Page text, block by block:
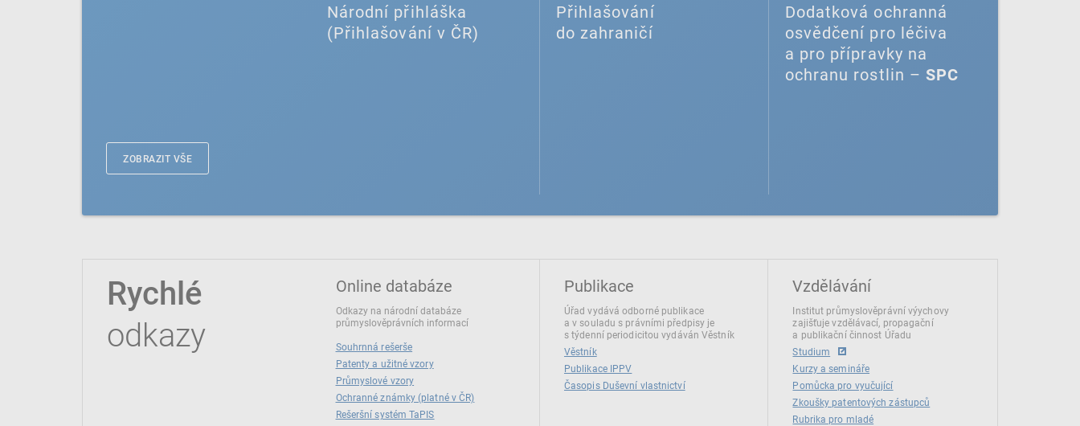
Národní přihláška
(Přihlašování v ČR)
Přihlašování
do zahraničí
Dodatková ochranná
osvědčení pro léčiva
a pro přípravky na
ochranu rostlin – SPC
ZOBRAZIT VŠE
Rychlé
odkazy
Online databáze
Odkazy na národní databáze
průmyslověprávních informací
Souhrnná rešerše
Patenty a užitné vzory
Průmyslové vzory
Ochranné známky (platné v ČR)
Rešeršní systém TaPIS
Publikace
Úřad vydává odborné publikace
a v souladu s právními předpisy je
s týdenní periodicitou vydáván Věstník
Věstník
Publikace IPPV
Časopis Duševní vlastnictví
Vzdělávání
Institut průmyslověprávní výychovy
zajišťuje vzdělávací, propagační
a publikační činnost Úřadu
Studium
Kurzy a semináře
Pomůcka pro vyučující
Zkoušky patentových zástupců
Rubrika pro mladé